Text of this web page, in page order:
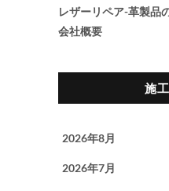
レザーリペア-革製品
会社概要
施
2026年8月
2026年7月